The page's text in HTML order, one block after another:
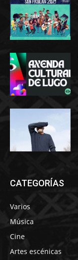
CATEGORÍAS
Varios
Música
Cine
Artes escénicas